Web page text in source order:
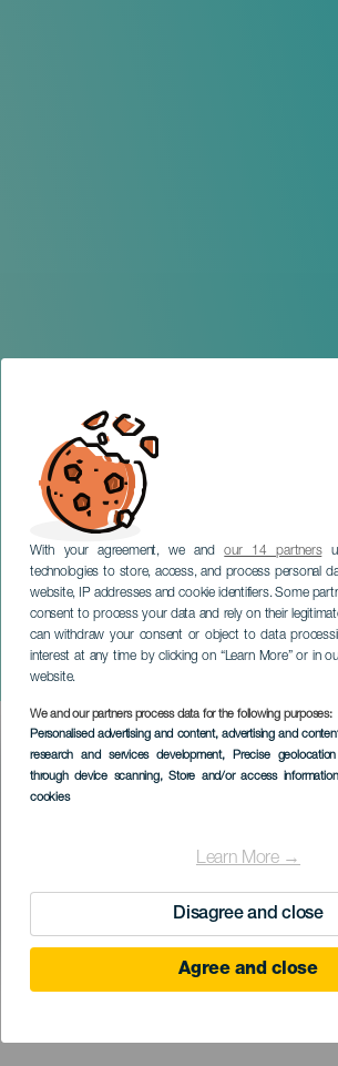
With your agreement, we andour 14 partners
technologies to store, access, and process personal
website, IP addresses and cookie identifiers. Some
consent to process your data and rely on their
can withdraw your consent or object to data
interest at any time by clicking on “Learn More” or in
website.
We and our partners process data for the following purposes:
Personalised advertising and content, advertising and
research and services development, Precise
through device scanning, Store and/or access
cookies
Learn More →
Disagree and close
Agree and close
Aduen Amaya
GRAN CANARIA
Imagen
Listado